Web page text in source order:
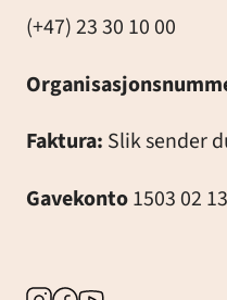
(+47) 23 30 10 00
Faktura: Slik sender
Gavekonto1503 02